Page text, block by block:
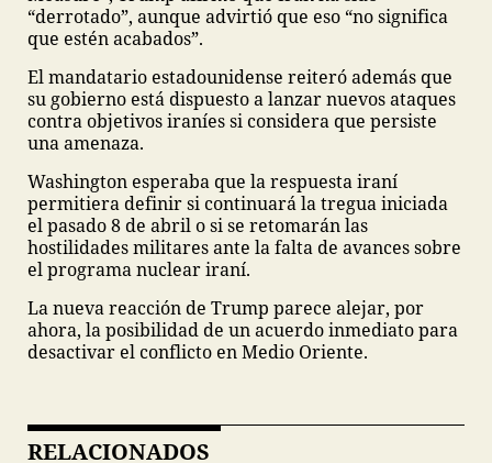
“derrotado”, aunque advirtió que eso “no significa
que estén acabados”.
El mandatario estadounidense reiteró además que
su gobierno está dispuesto a lanzar nuevos ataques
contra objetivos iraníes si considera que persiste
una amenaza.
Washington esperaba que la respuesta iraní
permitiera definir si continuará la tregua iniciada
el pasado 8 de abril o si se retomarán las
hostilidades militares ante la falta de avances sobre
el programa nuclear iraní.
La nueva reacción de Trump parece alejar, por
ahora, la posibilidad de un acuerdo inmediato para
desactivar el conflicto en Medio Oriente.
RELACIONADOS